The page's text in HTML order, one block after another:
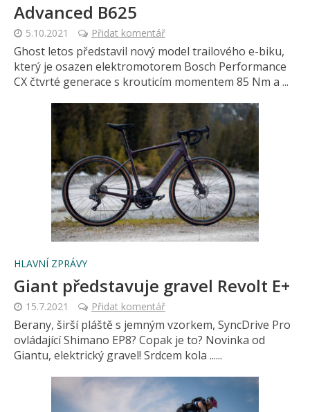
Advanced B625
5.10.2021 Přidat komentář
Ghost letos představil nový model trailového e-biku,
který je osazen elektromotorem Bosch Performance
CX čtvrté generace s krouticím momentem 85 Nm a ...
HLAVNÍ ZPRÁVY
Giant představuje gravel Revolt E+
15.7.2021 Přidat komentář
Berany, širší pláště s jemným vzorkem, SyncDrive Pro
ovládající Shimano EP8? Copak je to? Novinka od
Giantu, elektrický gravel! Srdcem kola ......